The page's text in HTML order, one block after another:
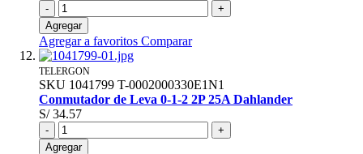
-
+
Agregar
Agregar a favoritos Comparar
TELERGON
SKU 1041799 T-0002000330E1N1
Conmutador de Leva 0-1-2 2P 25A Dahlander
S/ 34.57
-
+
Agregar